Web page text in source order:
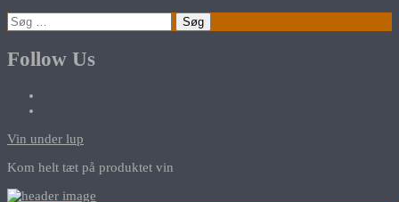
Søg
efter:
Follow Us
Vin under lup
Kom helt tæt på produktet vin